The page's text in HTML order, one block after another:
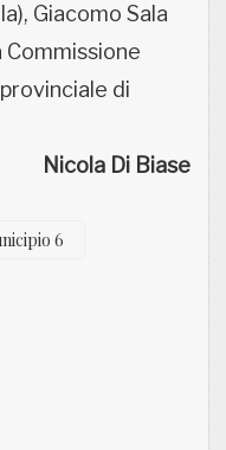
Giacomo Sala
di
Nicola Di Biase
6